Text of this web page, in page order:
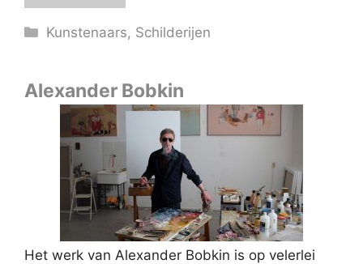
Categorieën
Kunstenaars, Schilderijen
Alexander Bobkin
Het werk van Alexander Bobkin is op velerlei